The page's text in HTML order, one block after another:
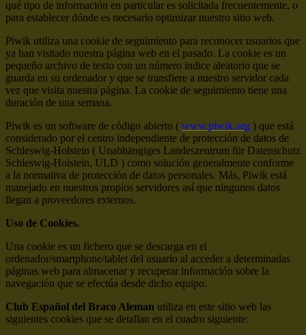
qué tipo de información en particular es solicitada frecuentemente, o
para establecer dónde es necesario optimizar nuestro sitio web.
Piwik utiliza una cookie de seguimiento para reconocer usuarios que
ya han visitado nuestra página web en el pasado. La cookie es un
pequeño archivo de texto con un número indice aleatorio que se
guarda en su ordenador y que se transfiere a nuestro servidor cada
vez que visita nuestra página. La cookie de seguimiento tiene una
duración de una semana.
Piwik es un software de código abierto ( www.piwik.org ) que está
considerado por el centro independiente de protección de datos de
Schleswig-Holstein ( Unabhängiges Landeszentrum für Datenschutz
Schleswig-Holstein, ULD ) como solución generalmente conforme
a la normativa de protección de datos personales. Más, Piwik está
manejado en nuestros propios servidores así que ningunos datos
llegan a proveedores externos.
Uso de Cookies.
Una cookie es un fichero que se descarga en el
ordenador/smartphone/tablet del usuario al acceder a determinadas
páginas web para almacenar y recuperar información sobre la
navegación que se efectúa desde dicho equipo.
Club Español del Braco Aleman utiliza en este sitio web las
siguientes cookies que se detallan en el cuadro siguiente: